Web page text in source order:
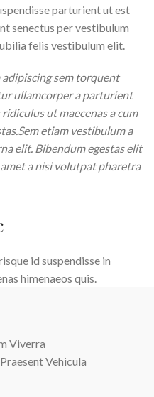
parturient ut est
senectus per vestibulum
felis vestibulum elit.
sem torquent
ullamcorper a parturient
ut maecenas a cum
etiam vestibulum a
elit. Bibendum egestas elit
a nisi volutpat pharetra
id suspendisse in
himenaeos quis.
Viverra
Vehicula